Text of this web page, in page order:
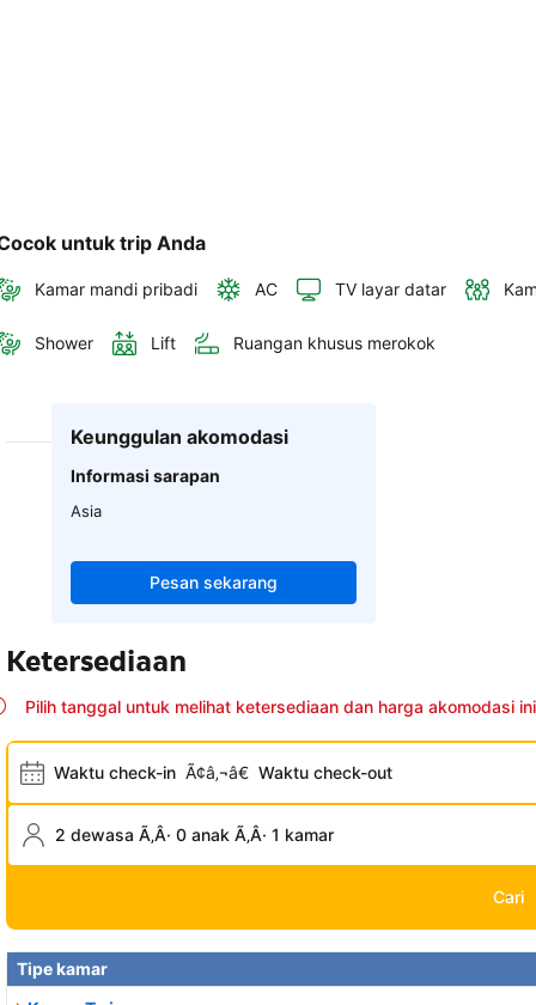
untuk trip Anda
Kamar mandi pribadi AC TV layar datar
Shower Lift Ruangan khusus merokok
Keunggulan akomodasi
Informasi sarapan
Asia
Pesan sekarang
Ketersediaan
Pilih tanggal untuk melihat ketersediaan dan harga akomodasi ini
Waktu check-in Ã¢â‚¬â€ Waktu check-out
2 dewasa Ã‚Â· 0 anak Ã‚Â· 1 kamar
Cari
Tipe kamar